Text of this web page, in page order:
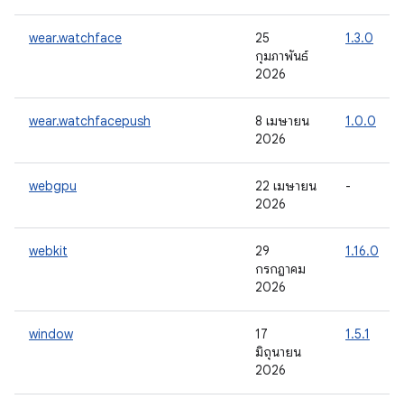
wear.watchface
25
กุมภาพันธ์
2026
1.3.0
wear.watchfacepush
8 เมษายน
2026
1.0.0
webgpu
22 เมษายน
2026
-
webkit
29
กรกฎาคม
2026
1.16.0
window
17
มิถุนายน
2026
1.5.1